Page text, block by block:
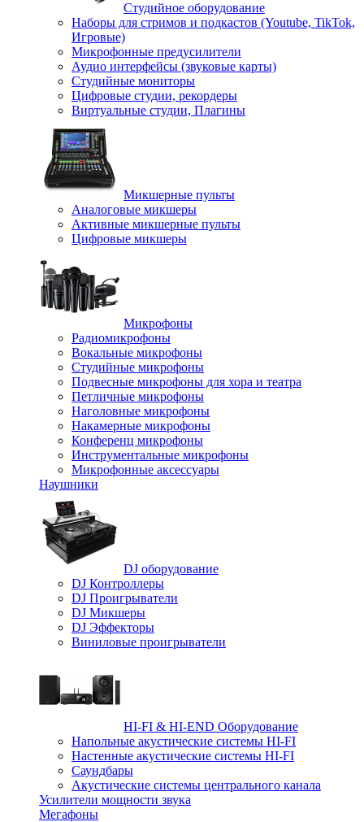
Студийное оборудование
Наборы для стримов и подкастов (Youtube, TikTok,
Игровые)
Микрофонные предусилители
Аудио интерфейсы (звуковые карты)
Студийные мониторы
Цифровые студии, рекордеры
Виртуальные студии, Плагины
Микшерные пульты
Аналоговые микшеры
Активные микшерные пульты
Цифровые микшеры
Микрофоны
Радиомикрофоны
Вокальные микрофоны
Студийные микрофоны
Подвесные микрофоны для хора и театра
Петличные микрофоны
Наголовные микрофоны
Накамерные микрофоны
Конференц микрофоны
Инструментальные микрофоны
Микрофонные аксессуары
Наушники
DJ оборудование
DJ Контроллеры
DJ Проигрыватели
DJ Микшеры
DJ Эффекторы
Виниловые проигрыватели
HI-FI & HI-END Оборудование
Напольные акустические системы HI-FI
Настенные акустические системы HI-FI
Саундбары
Акустические системы центрального канала
Усилители мощности звука
Мегафоны